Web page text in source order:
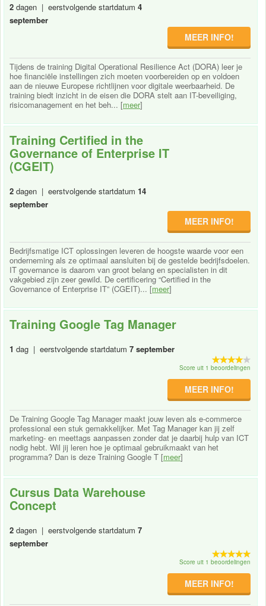
2 dagen | eerstvolgende startdatum 4
september
MEER INFO!
Tijdens de training Digital Operational Resilience Act (DORA) leer je
hoe financiële instellingen zich moeten voorbereiden op en voldoen
aan de nieuwe Europese richtlijnen voor digitale weerbaarheid. De
training biedt inzicht in de eisen die DORA stelt aan IT-beveiliging,
risicomanagement en het beh... [meer]
Training Certified in the
Governance of Enterprise IT
(CGEIT)
2 dagen | eerstvolgende startdatum 14
september
MEER INFO!
Bedrijfsmatige ICT oplossingen leveren de hoogste waarde voor een
onderneming als ze optimaal aansluiten bij de gestelde bedrijfsdoelen.
IT governance is daarom van groot belang en specialisten in dit
vakgebied zijn zeer gewild. De certificering “Certified in the
Governance of Enterprise IT” (CGEIT)... [meer]
Training Google Tag Manager
1 dag | eerstvolgende startdatum 7 september
Score uit 1 beoordelingen
MEER INFO!
De Training Google Tag Manager maakt jouw leven als e-commerce
professional een stuk gemakkelijker. Met Tag Manager kan jij zelf
marketing- en meettags aanpassen zonder dat je daarbij hulp van ICT
nodig hebt. Wil jij leren hoe je optimaal gebruikmaakt van het
programma? Dan is deze Training Google T [meer]
Cursus Data Warehouse
Concept
2 dagen | eerstvolgende startdatum 7
september
Score uit 1 beoordelingen
MEER INFO!